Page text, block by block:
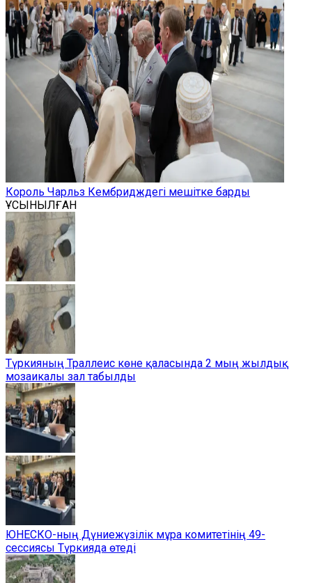
Король Чарльз Кембридждегі мешітке барды
ҰСЫНЫЛҒАН
Түркияның Траллеис көне қаласында 2 мың жылдық
мозаикалы зал табылды
ЮНЕСКО-ның Дүниежүзілік мұра комитетінің 49-
сессиясы Түркияда өтеді